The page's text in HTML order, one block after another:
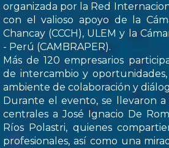
organizada por la Red
con el valioso apoyo de la
Chancay (CCCH), ULEM y la
- Perú (CAMBRAPER).
Más de 120 empresarios
de intercambio y
ambiente de colaboración y
Durante el evento, se llevaron a
centrales a José Ignacio De
Ríos Polastri, quienes
profesionales, así como una